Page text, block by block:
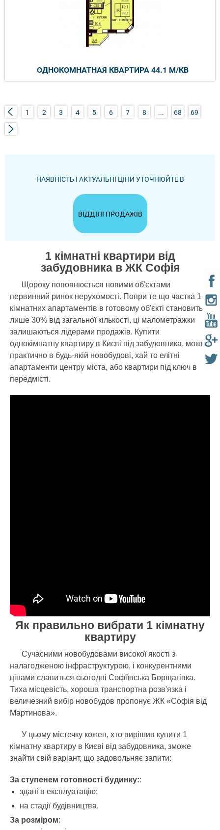
ОДНОКОМНАТНАЯ КВАРТИРА 44.1 М/КВ
1 2 3 4 5 6 7 8 ... 68 69
НАЯВНІСТЬ І АКТУАЛЬНІ ЦІНИ УТОЧНЮЙТЕ В
ВІДДІЛІ ПРОДАЖІВ
1 кімнатні квартири від
забудовника в ЖК Софія
Щороку поповнюється новими об'єктами
первинний ринок нерухомості. Попри те що частка 1-
кімнатних апартаментів в готовому об'єкті становить
лише 30% від загальної кількості, ці малометражки
залишаються лідерами продажів. Купити
однокімнатну квартиру в Києві від забудовника, можна
практично в будь-якій новобудові, хай то елітні
апартаменти центру міста, або квартири під ключ в
передмісті.
Як правильно вибрати 1 кімнатну
квартиру
Сучасними новобудовами високої якості з
налагодженою інфраструктурою, і конкурентними
цінами славиться сьогодні Софіївська Борщагівка.
Тиха місцевість, хороша транспортна розв'язка і
величезний вибір новобудов пропонує ЖК «Софія від
Мартинова».
У цьому містечку кожен, хто вирішив купити 1
кімнатну квартиру в Києві від забудовника, зможе
знайти свій варіант, що задовольняє запити:
За ступенем готовності будинку::
здані в експлуатацію;
на стадії будівництва.
За розміром: